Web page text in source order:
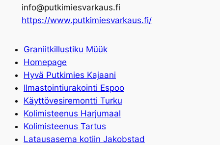
info@putkimiesvarkaus.fi
https://www.putkimiesvarkaus.fi/
Graniitkillustiku Müük
Homepage
Hyvä Putkimies Kajaani
Ilmastointi­urakointi Espoo
Käyttövesiremontti Turku
Kolimisteenus Harjumaal
Kolimisteenus Tartus
Latausasema kotiin Jakobstad